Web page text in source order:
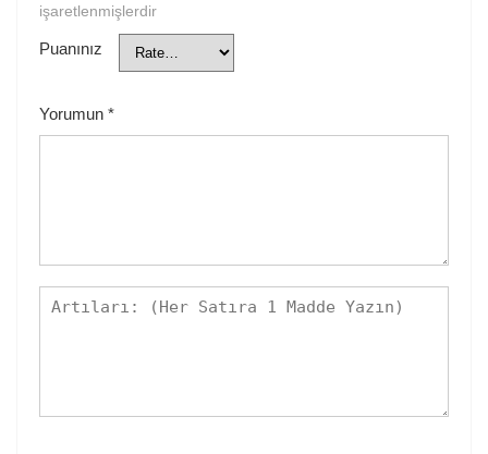
işaretlenmişlerdir
Puanınız
Yorumun *